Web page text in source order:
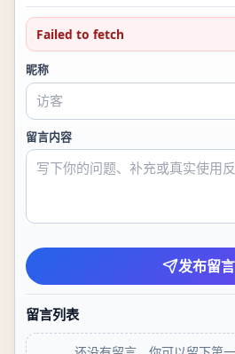
Failed to fetch
昵称
留言内容
发布留言
留言列表